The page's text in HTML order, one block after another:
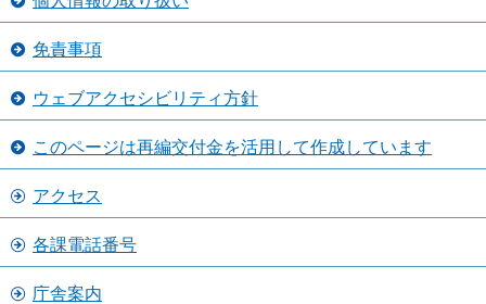
免責事項
ウェブアクセシビリティ方針
このページは再編交付金を活用して作成しています
アクセス
各課電話番号
庁舎案内